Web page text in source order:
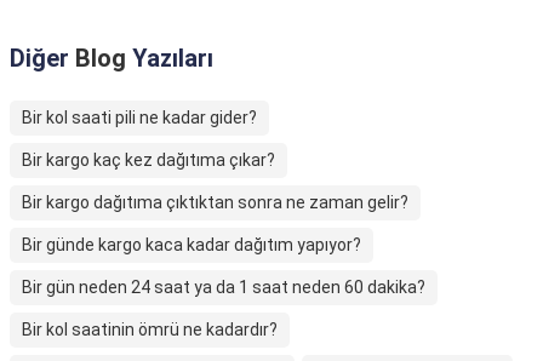
Diğer Blog Yazıları
Bir kol saati pili ne kadar gider?
Bir kargo kaç kez dağıtıma çıkar?
Bir kargo dağıtıma çıktıktan sonra ne zaman gelir?
Bir günde kargo kaca kadar dağıtım yapıyor?
Bir gün neden 24 saat ya da 1 saat neden 60 dakika?
Bir kol saatinin ömrü ne kadardır?